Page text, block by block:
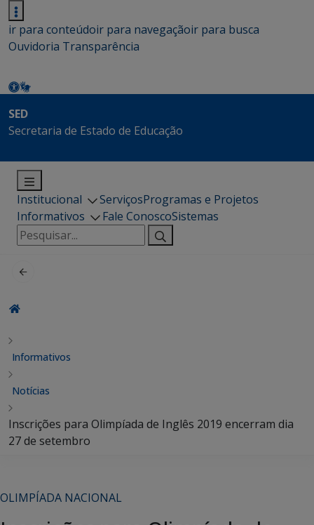
ir para conteúdoir para navegaçãoir para busca
Ouvidoria Transparência
SED
Secretaria de Estado de Educação
Institucional ServiçosProgramas e Projetos
Informativos
Fale ConoscoSistemas
Pesquisar
por:
Informativos
Notícias
Inscrições para Olimpíada de Inglês 2019 encerram dia
27 de setembro
OLIMPÍADA NACIONAL